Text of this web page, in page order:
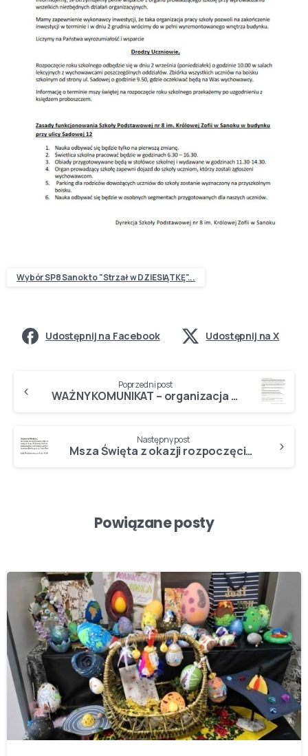
Wybór SP8 Sanok to "Strzał w DZIESIĄTKĘ"...
Udostępnij na Facebook Udostępnij na X
Poprzedni post
WAŻNY KOMUNIKAT – organizacja nauki w roku szkolnym 2024/2025
Następny post
Msza Święta z okazji rozpoczęcia roku szkolnego 2024/2025
Powiązane posty
-